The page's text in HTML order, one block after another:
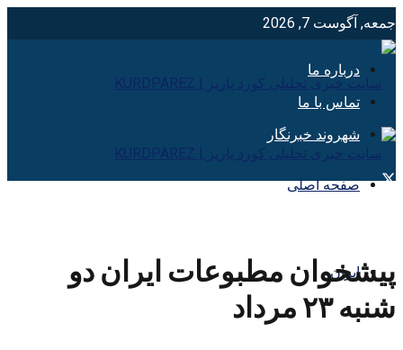
جمعه, آگوست 7, 2026
درباره ما
تماس با ما
شهروند خبرنگار
صفحه اصلی
ایران
پیشخوان مطبوعات ایران دو
شنبه ۲۳ مرداد